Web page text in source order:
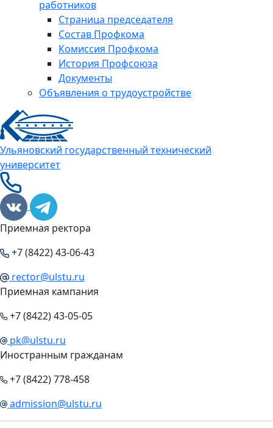
работников
Страница председателя
Состав Профкома
Комиссия Профкома
История Профсоюза
Документы
Объявления о трудоустройстве
Ульяновский государственный технический
университет
Приемная ректора
+7 (8422) 43-06-43
rector@ulstu.ru
Приемная кампания
+7 (8422) 43-05-05
pk@ulstu.ru
Иностранным гражданам
+7 (8422) 778-458
admission@ulstu.ru